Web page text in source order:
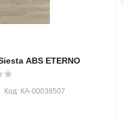
ABS ETERNO
Код: КА-00038507